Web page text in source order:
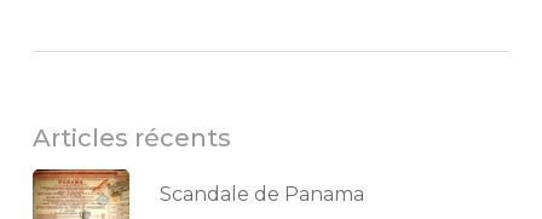
Articles récents
Scandale de Panama